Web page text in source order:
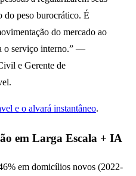
do peso burocrático. É
do mercado ao
o serviço interno.” —
e Gerente de
e o alvará instantâneo.
em Larga Escala + IA
em domicílios novos (2022-